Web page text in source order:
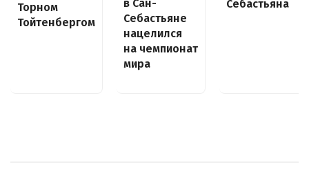
Торном
Тойтенбергом
в Сан-
Себастьяне
нацелился
на чемпионат
мира
Себастьяна